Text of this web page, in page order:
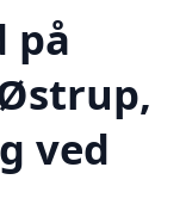
på
ved